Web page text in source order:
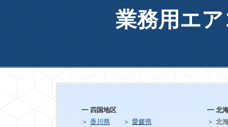
業務用エ
北
北
四国地区
香川県
愛媛県